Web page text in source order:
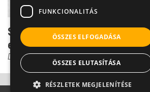
Szőrtelenítés a bikinivonalon:
el a szőrtüs...
Dr. Tisza Tímea
FUNKCIONALITÁS
ÖSSZES ELFOGADÁSA
ÖSSZES ELUTASÍTÁSA
RÉSZLETEK MEGJELENÍTÉSE